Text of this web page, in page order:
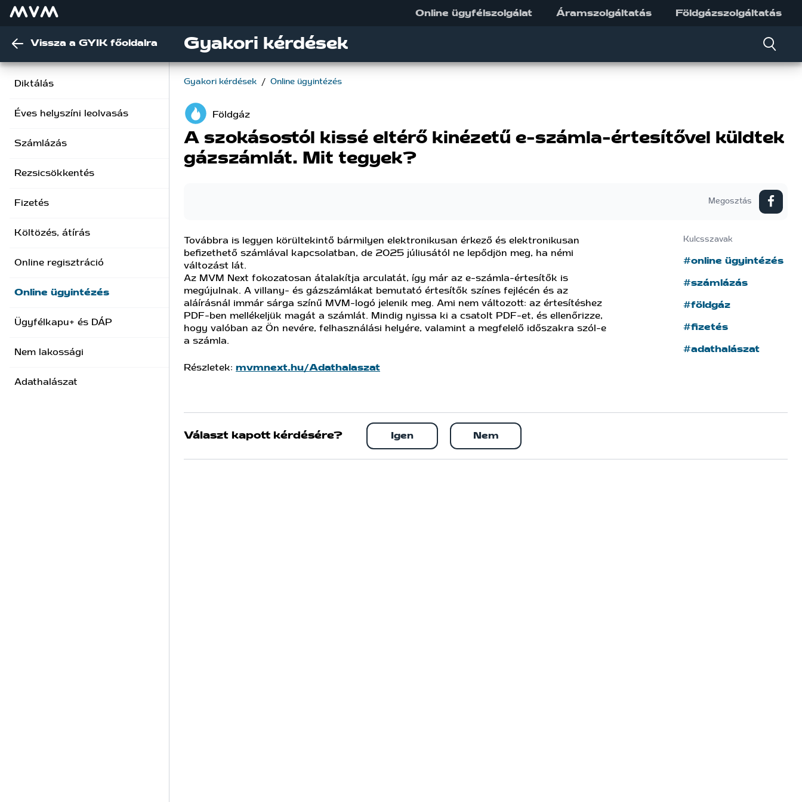
Online ügyfélszolgálat Áramszolgáltatás Földgázszolgáltatás
Vissza a GYIK főoldalra Gyakori kérdések
Diktálás
Éves helyszíni leolvasás
Számlázás
Rezsicsökkentés
Fizetés
Költözés, átírás
Online regisztráció
Online ügyintézés
Ügyfélkapu+ és DÁP
Nem lakossági
Adathalászat
Gyakori kérdések / Online ügyintézés
Földgáz
A szokásostól kissé eltérő kinézetű e-számla-értesítővel küldtek
gázszámlát. Mit tegyek?
Megosztás
Továbbra is legyen körültekintő bármilyen elektronikusan érkező és elektronikusan
befizethető számlával kapcsolatban, de 2025 júliusától ne lepődjön meg, ha némi
változást lát.
Az MVM Next fokozatosan átalakítja arculatát, így már az e-számla-értesítők is
megújulnak. A villany- és gázszámlákat bemutató értesítők színes fejlécén és az
aláírásnál immár sárga színű MVM-logó jelenik meg. Ami nem változott: az értesítéshez
PDF-ben mellékeljük magát a számlát. Mindig nyissa ki a csatolt PDF-et, és ellenőrizze,
hogy valóban az Ön nevére, felhasználási helyére, valamint a megfelelő időszakra szól-e
a számla.
Részletek: mvmnext.hu/Adathalaszat
Kulcsszavak
#online ügyintézés
#számlázás
#földgáz
#fizetés
#adathalászat
Választ kapott kérdésére? Igen Nem